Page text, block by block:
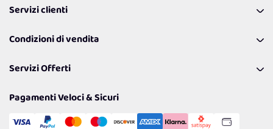
Coupon
Lavora con noi
Politiche per la parità di genere
Servizi clienti
Richiamami
Resi
Condizioni di vendita
Spedizioni
Cookie Policy
Gestisci Cookie
Servizi Offerti
Pagamenti Veloci & Sicuri